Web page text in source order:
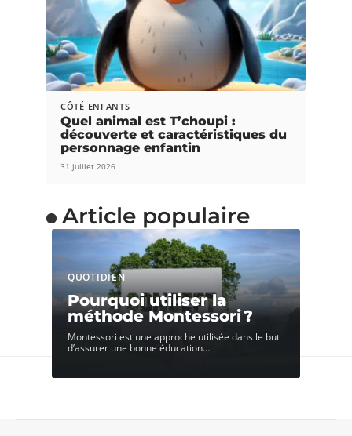
CÔTÉ ENFANTS
Quel animal est T’choupi :
découverte et caractéristiques du
personnage enfantin
31 juillet 2026
Article populaire
QUOTIDIEN
Pourquoi utiliser la
méthode Montessori ?
Montessori est une approche utilisée dans le but
d’assurer une bonne éducation…